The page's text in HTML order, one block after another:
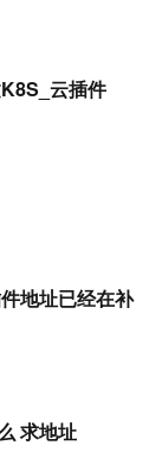
云插件
地址已经在补
求地址